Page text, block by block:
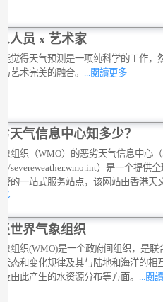
人员 x 艺术家
觉得天气预测是一项纯科学的工作，
艺术完美的融合。
...閱讀更多
天气信息中心知多少？
组织（WMO）的恶劣天气信息中心
severeweather.wmo.int）是一个提供
的一站式服务站点，该网站由香港天
世界气象组织
组织(WMO)是一个政府间组织，是
态和变化规律及其与陆地和海洋的相
由此产生的水资源分布等方面。 ...閱